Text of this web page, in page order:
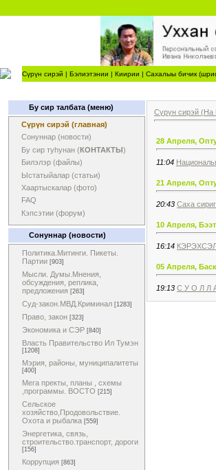
Сүрүн сирэй | Бэлиэтэнии | Киирии | Сахалыы бичик
Бу сир талбата (меню)
Сүрүн сирэй (главная)
Сонуннар (новости)
Бу сир туһунан (КОНТАКТЫ)
Билэлэр (файлы)
Ыстатыйалар (статьи)
Хаартыскалар (фото)
FAQ
Кэпсэтии (форум)
Сонуннар (новости)
Политика.Митинги. Пикеты.
Партии [903]
Мысли. Думы.Мнения,
обсуждения, реплика,
предложения [263]
Суд-закон.МВД.Криминал [1283]
Право, закон [323]
Экономика и СЭР [840]
Власть Правительство Ил Тумэн
[1208]
Мэрия, районы, муниципалитеты
[400]
Мега пректы, планы , схемы
,программы. ВОСТО [215]
Сельское
хозяйство,Продовольствие.
Охота и рыбалка [559]
Энергетика, связь,
строительство.транспорт, дороги
[156]
Коррупция [863]
Сүрүн сирэй (На
28 Апреля,
11:04
21 Апреля,
20:43 Cаха
10 Апреля,
16:14
05 Апреля,
19:13 С У О Л Л А